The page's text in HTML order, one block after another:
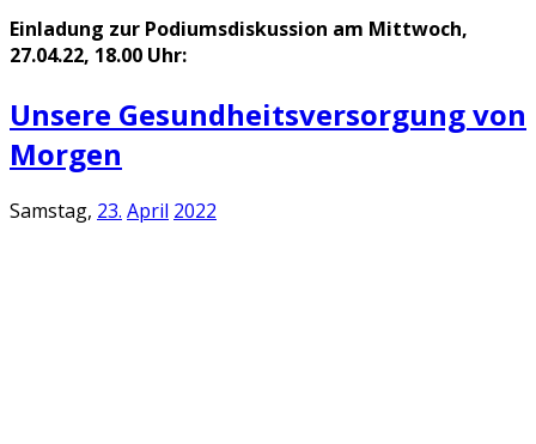
Einladung zur Podiumsdiskussion am Mittwoch,
27.04.22, 18.00 Uhr:
Unsere Gesundheitsversorgung von
Morgen
Samstag, 23. April 2022